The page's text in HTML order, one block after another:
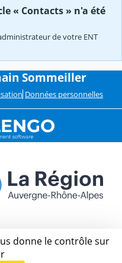
« Contacts » n'a été
de votre ENT
Sommeiller
Données personnelles
donne le contrôle sur